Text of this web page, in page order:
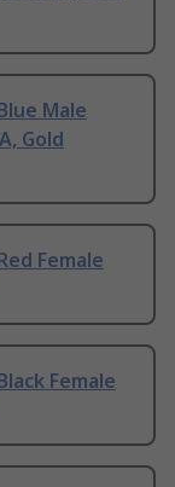
Male
Gold
Female
Female